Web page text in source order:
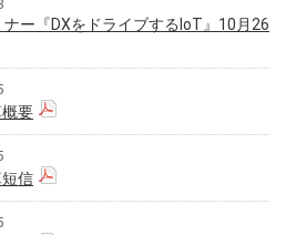
ナー『DXをドライブするIoT』10月26
要
信